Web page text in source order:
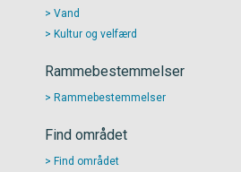
Vand
Kultur og velfærd
Rammebestemmelser
Rammebestemmelser
Find området
Find området